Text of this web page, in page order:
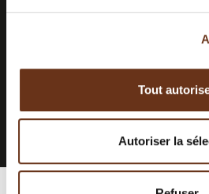
Tout
Autoriser la
S'INSCRIRE À